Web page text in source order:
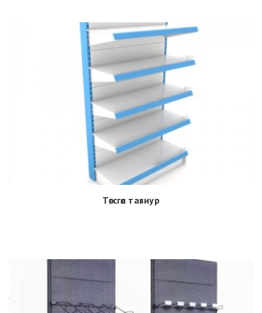
Төгсгөл тавиур